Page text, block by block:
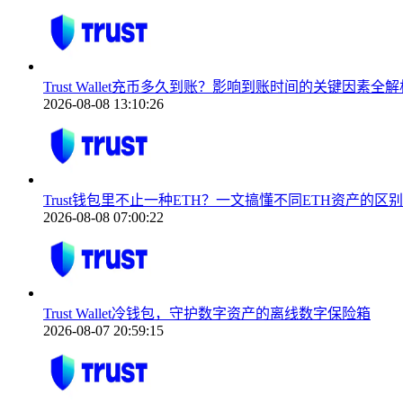
Trust Wallet充币多久到账？影响到账时间的关键因素全解
2026-08-08 13:10:26
Trust钱包里不止一种ETH？一文搞懂不同ETH资产的区
2026-08-08 07:00:22
Trust Wallet冷钱包，守护数字资产的离线数字保险箱
2026-08-07 20:59:15